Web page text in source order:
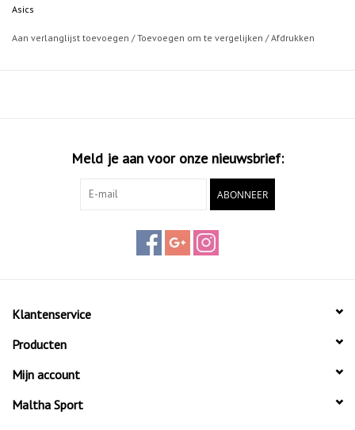
Asics
Aan verlanglijst toevoegen /Toevoegen om te vergelijken /Afdrukken
Meld je aan voor onze nieuwsbrief:
ABONNEER
Klantenservice
Producten
Mijn account
Maltha Sport